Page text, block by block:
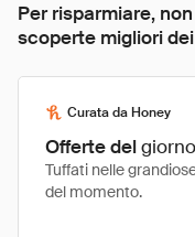
Per risparmiare,
scoperte migliori
Curata da Honey
Offerte delgiorno
Tuffati nelle
del momento.